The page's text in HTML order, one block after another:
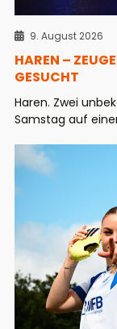
9. August 2026
HAREN –
GESUCHT
Haren. Zwei
Samstag auf